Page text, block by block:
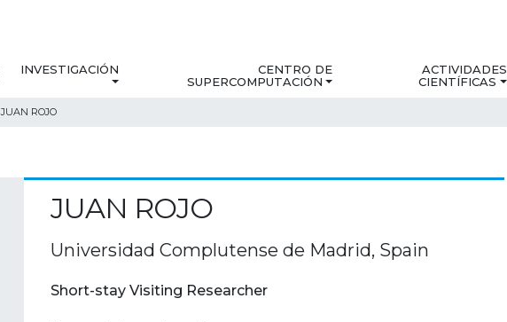
INVESTIGACIÓN
CENTRO DE
SUPERCOMPUTACIÓN
ACTIVIDADES
CIENTÍFICAS
JUAN ROJO
JUAN ROJO
Universidad Complutense de Madrid, Spain
Short-stay Visiting Researcher